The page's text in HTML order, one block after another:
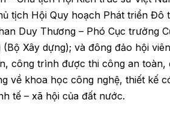
tịch Hội Quy hoạch Phát triển Đô
Duy Thương – Phó Cục trưởng
Xây dựng); và đông đảo hội
công trình được thi công an
về khoa học công nghệ, thiết kế
tế – xã hội của đất nước.